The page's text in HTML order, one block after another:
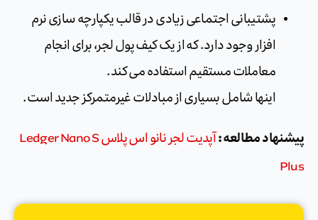
پشتیبانی اجتماعی زیادی در قالب یکپارچه سازی نرم
افزار وجود دارد. که از یک کیف پول لجر، برای انجام
معاملات مستقیم استفاده می کند.
اینها شامل بسیاری از مبادلات غیرمتمرکز جدید است.
پیشنهاد مطالعه : آپدیت لجر نانو اس پلاس Ledger Nano S
Plus